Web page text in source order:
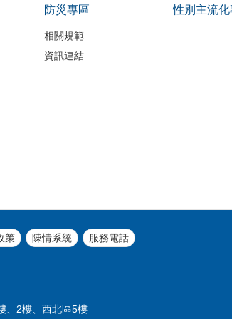
防災專區
相關規範
資訊連結
性別主流
策 陳情系統 服務電話
、2樓、西北區5樓